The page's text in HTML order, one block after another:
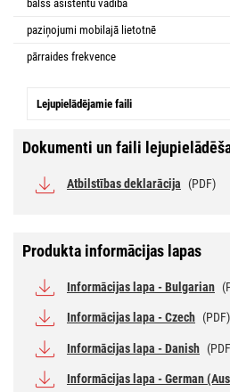
balss asistentu vadība
paziņojumi mobilajā lietotnē
pārraides frekvence
Lejupielādējamie faili
Dokumenti un faili
Atbilstības deklarācija (PDF)
Produkta informācijas lapas
Informācijas lapa - Bulgarian
Informācijas lapa - Czech (PDF)
Informācijas lapa - Danish
Informācijas lapa - German